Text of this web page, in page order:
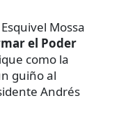
Mossa
el Poder
como la
guiño al
Andrés